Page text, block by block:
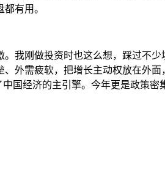
有用。
我刚做投资时也这么想，踩过不
外需疲软，把增长主动权放在外
国经济的主引擎。今年更是政策